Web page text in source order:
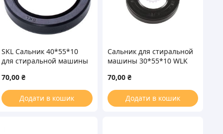
SKL Сальник 40*55*10
для стиральной машины
70,00₴
Додати в кошик
Сальник для стиральной
машины 30*55*10 WLK
70,00 ₴
Додати в кошик